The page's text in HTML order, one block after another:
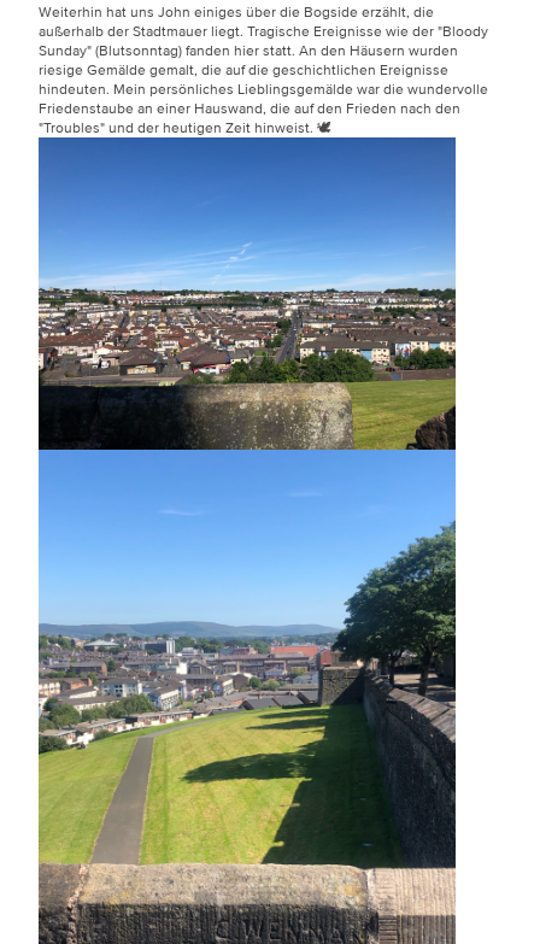
Weiterhin hat uns John einiges über die Bogside erzählt, die
außerhalb der Stadtmauer liegt. Tragische Ereignisse wie der "Bloody
Sunday" (Blutsonntag) fanden hier statt. An den Häusern wurden
riesige Gemälde gemalt, die auf die geschichtlichen Ereignisse
hindeuten. Mein persönliches Lieblingsgemälde war die wundervolle
Friedenstaube an einer Hauswand, die auf den Frieden nach den
"Troubles" und der heutigen Zeit hinweist. 🕊️